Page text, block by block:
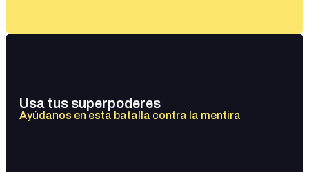
Usa tus superpoderes
Ayúdanos en esta batalla contra la mentira